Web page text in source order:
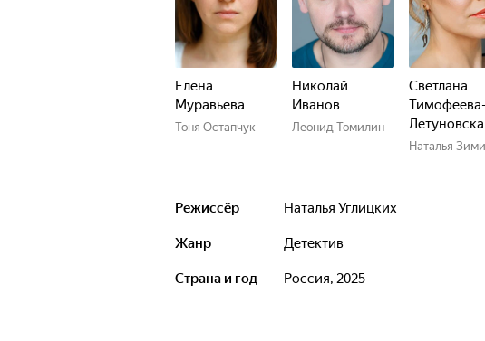
Елена
Муравьева
Тоня Остапчук
Николай
Иванов
Леонид Томилин
Светлана
Тимофеева-
Наталья
Режиссёр Наталья Углицких
Жанр детектив
Страна и год Россия, 2025